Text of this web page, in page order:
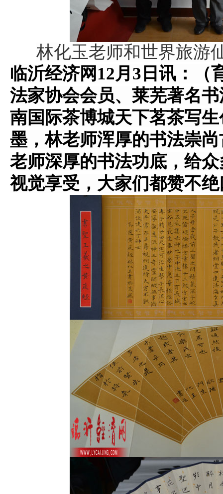
林化玉老师和世界旅游
临沂经济网12月3日讯：
法家协会会员、莱芜著名
南国际茶博城天下茗茶写
墨，林老师浑厚的书法崇
老师深厚的书法功底，给
视觉享受，大家们都赞不